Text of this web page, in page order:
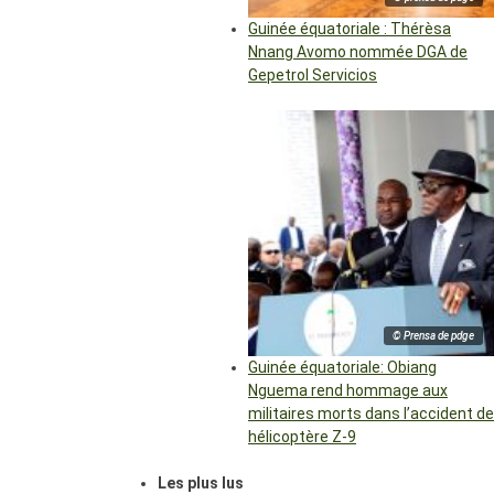
Guinée équatoriale : Thérèsa
Nnang Avomo nommée DGA de
Gepetrol Servicios
© Prensa de pdge
Guinée équatoriale: Obiang
Nguema rend hommage aux
militaires morts dans l’accident de
hélicoptère Z-9
Les plus lus